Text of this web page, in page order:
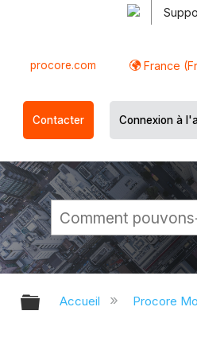
procore.com France
Contacter Connexion à
Développer/
Accueil Procore